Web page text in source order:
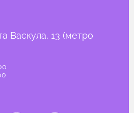
Васкула, 13 (метро